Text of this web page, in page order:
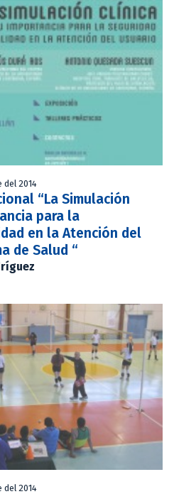
del 2014
“La Simulación
para la
en la Atención del
de Salud “
del 2014